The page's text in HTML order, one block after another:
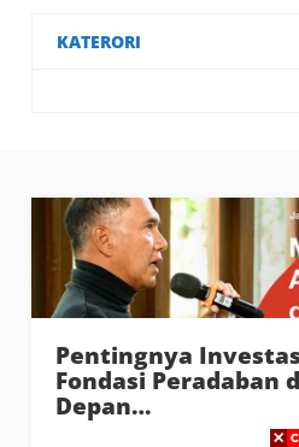
KATERORI
Pentingnya
Fondasi Peradaban
Depan…